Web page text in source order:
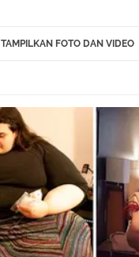
TAMPILKAN FOTO DAN VIDEO